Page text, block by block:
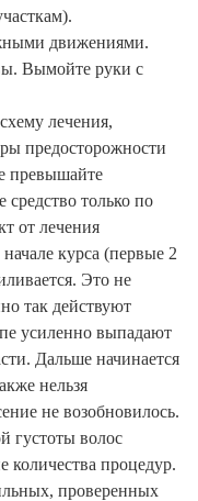
движениями.
Вымойте руки с
лечения,
предосторожности
превышайте
только по
от лечения
курса (первые 2
Это не
так действуют
усиленно выпадают
Дальше начинается
нельзя
не возобновилось.
густоты волос
количества процедур.
проверенных